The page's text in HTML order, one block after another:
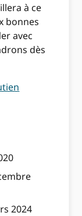
à ce
bonnes
avec
dès
2024